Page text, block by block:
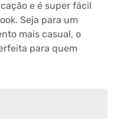
e é super fácil
Seja para um
mais casual, o
para quem